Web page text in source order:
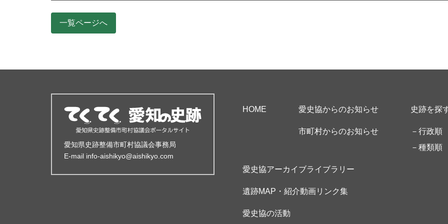
一覧ページへ
サイト情報
愛知県史跡整備市町村協議会事務局
E-mail info-aishikyo@aishikyo.com
サイトマップ
HOME 愛史協からのお知らせ
市町村からのお知らせ
史跡を探
－行政順
－種類順
愛史協アーカイブライブラリー
遺跡MAP・紹介動画リンク集
愛史協の活動